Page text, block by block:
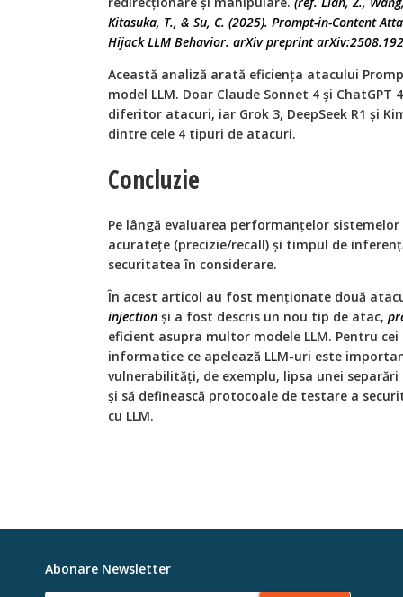
Kitasuka, T., & Su, C. (2025). Prompt-in-Content
Hijack LLM Behavior. arXiv preprint
Această analiză arată eficiența atacului
model LLM. Doar Claude Sonnet 4 și
diferitor atacuri, iar Grok 3, DeepSeek R1 și
dintre cele 4 tipuri de atacuri.
Concluzie
Pe lângă evaluarea performanțelor
acuratețe (precizie/recall) și timpul de
securitatea în considerare.
În acest articol au fost menționate două
injection și a fost descris un nou tip de atac,
eficient asupra multor modele LLM. Pentru
informatice ce apelează LLM-uri este
vulnerabilități, de exemplu, lipsa unei
și să definească protocoale de testare a
cu LLM.
Abonare Newsletter